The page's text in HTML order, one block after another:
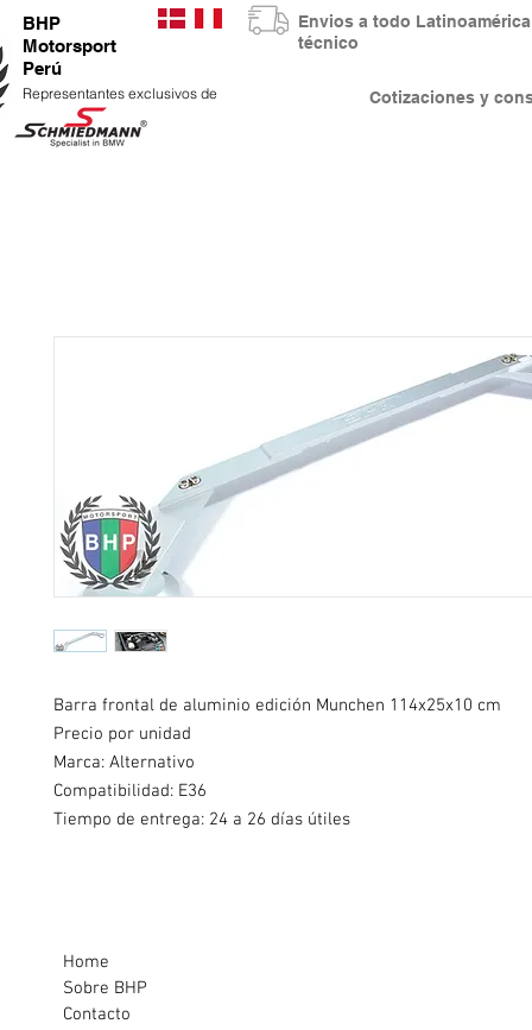
BHP
Motorsport
Perú
Representantes exclusivos de Cotizaciones y
Envios a todo
técnico
Barra frontal de aluminio edición Munchen 114x25x10 cm
Precio por unidad
Marca: Alternativo
Compatibilidad: E36
Tiempo de entrega: 24 a 26 días útiles
Home
Sobre BHP
Contacto